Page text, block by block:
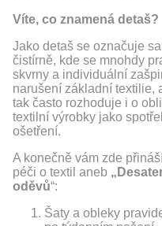
Víte, co znamená detaš?
Jako detaš se označuje
čistírně, kde se mnohdy
skvrny a individuální
narušení základní textilie,
tak často rozhoduje i o
textilní výrobky jako
ošetření.
A konečně vám zde
péči o textil aneb
oděvů“:
Šaty a obleky